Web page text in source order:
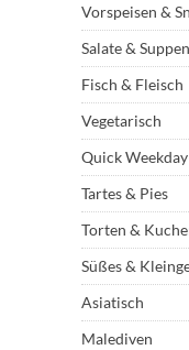
Vorspeisen &
Salate & Suppen
Fisch & Fleisch
Vegetarisch
Quick
Tartes & Pies
Torten &
Süßes &
Asiatisch
Malediven